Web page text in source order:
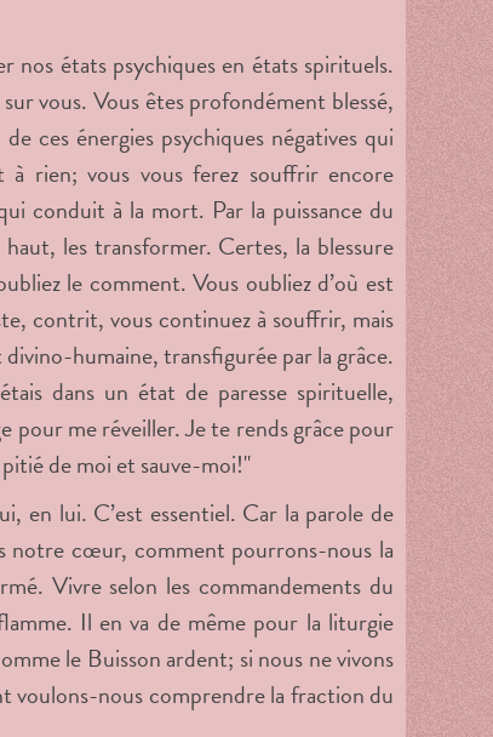
nos états psychiques en états spirituels.
vous. Vous êtes profondément blessé,
ces énergies psychiques négatives qui
à rien; vous vous ferez souffrir encore
conduit à la mort. Par la puissance du
les transformer. Certes, la blessure
le comment. Vous oubliez d’où est
contrit, vous continuez à souffrir, mais
humaine, transfigurée par la grâce.
dans un état de paresse spirituelle,
pour me réveiller. Je te rends grâce pour
de moi et sauve-moi!"
en lui. C’est essentiel. Car la parole de
notre cœur, comment pourrons-nous la
Vivre selon les commandements du
Il en va de même pour la liturgie
le Buisson ardent; si nous ne vivons
nous comprendre la fraction du